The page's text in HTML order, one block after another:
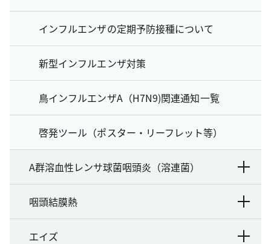
インフルエンザの定期予防接種について
新型インフルエンザ対策
鳥インフルエンザA（H7N9)関連通知一覧
啓発ツール（ポスター・リーフレット等）
A群溶血性レンサ球菌咽頭炎（溶連菌）
咽頭結膜熱
エイズ